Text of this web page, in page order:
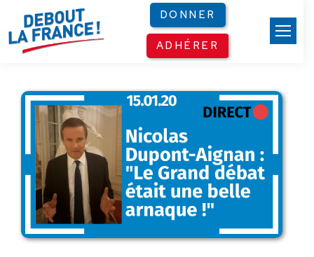
DONNER
ADHÉRER
Panneau de gestion des cookies